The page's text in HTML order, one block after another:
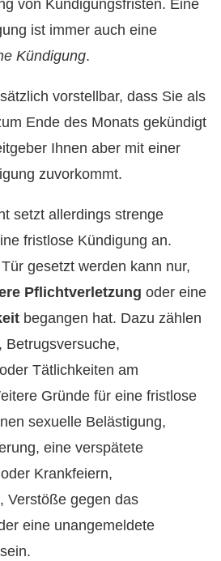
von Kündigungsfristen. Eine
ist immer auch eine
Kündigung.
vorstellbar, dass Sie als
Ende des Monats gekündigt
Ihnen aber mit einer
zuvorkommt.
setzt allerdings strenge
fristlose Kündigung an.
gesetzt werden kann nur,
Pflichtverletzung oder eine
begangen hat. Dazu zählen
Betrugsversuche,
Tätlichkeiten am
Gründe für eine fristlose
sexuelle Belästigung,
eine verspätete
Krankfeiern,
Verstöße gegen das
eine unangemeldete